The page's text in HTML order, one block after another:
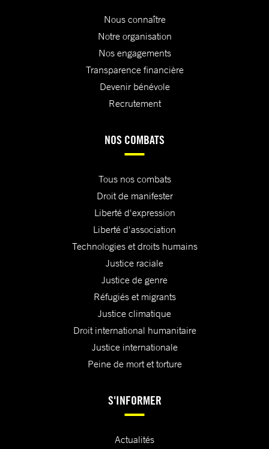
Nous connaître
Notre organisation
Nos engagements
Transparence financière
Devenir bénévole
Recrutement
NOS COMBATS
Tous nos combats
Droit de manifester
Liberté d'expression
Liberté d'association
Technologies et droits humains
Justice raciale
Justice de genre
Réfugiés et migrants
Justice climatique
Droit international humanitaire
Justice internationale
Peine de mort et torture
S'INFORMER
Actualités